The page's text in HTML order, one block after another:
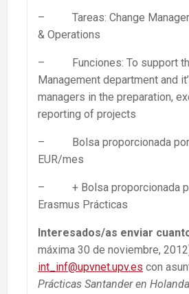
– Tareas: Change
& Operations
– Funciones: To support the
Management department and
managers in the preparation,
reporting of projects
– Bolsa proporcionada por
EUR/mes
– + Bolsa proporcionada
Erasmus Prácticas
Interesados/as enviar
máxima 30 de noviembre,
int_inf@upvnet.upv.es con
Prácticas Santander en Holanda